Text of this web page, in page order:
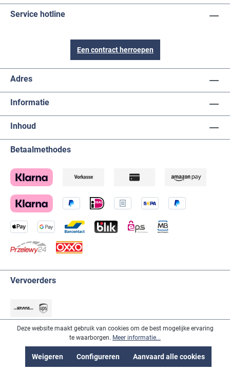
Service hotline
Een contract herroepen
Adres
Informatie
Inhoud
Betaalmethodes
Vervoerders
Social-Media
Deze website maakt gebruik van cookies om de best mogelijke ervaring
te waarborgen. Meer informatie...
Weigeren Configureren Aanvaard alle cookies